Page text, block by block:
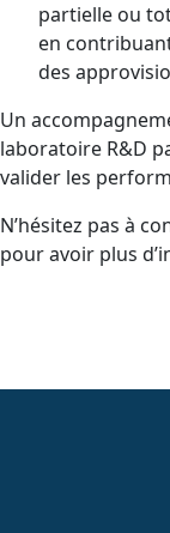
partielle ou
en
des
Un
laboratoire R&D
valider les
N’hésitez pas à
pour avoir plus